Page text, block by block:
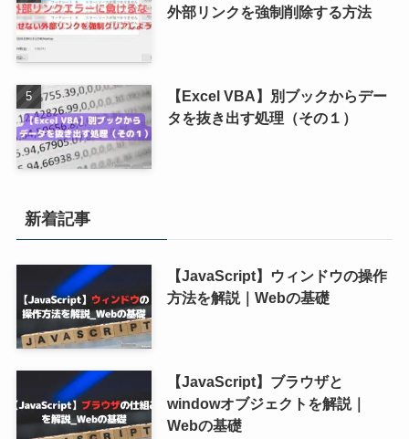
外部リンクを強制削除する方法
【Excel VBA】別ブックからデー
タを抜き出す処理（その１）
新着記事
【JavaScript】ウィンドウの操作
方法を解説｜Webの基礎
【JavaScript】ブラウザと
windowオブジェクトを解説｜
Webの基礎